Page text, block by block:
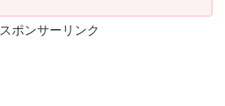
スポンサーリンク